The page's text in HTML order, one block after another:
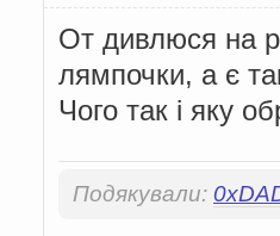
От дивлюся на
лямпочки, а є
Чого так і яку
Подякували: